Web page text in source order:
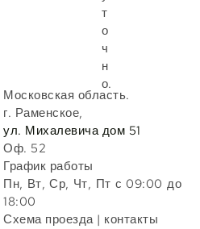
т
о
ч
н
о.
Московская область.
г. Раменское,
ул. Михалевича дом 51
Оф. 52
График работы
Пн, Вт, Ср, Чт, Пт с 09:00 до
18:00
Схема проезда | контакты